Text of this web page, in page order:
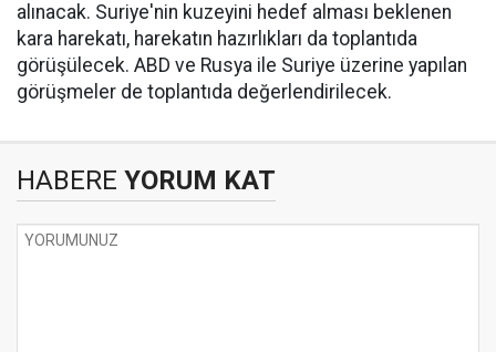
alınacak. Suriye'nin kuzeyini hedef alması beklenen
kara harekatı, harekatın hazırlıkları da toplantıda
görüşülecek. ABD ve Rusya ile Suriye üzerine yapılan
görüşmeler de toplantıda değerlendirilecek.
HABERE YORUM KAT